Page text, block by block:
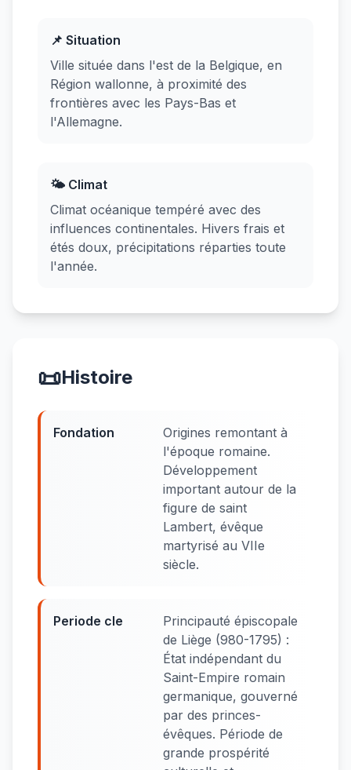
📌 Situation
Ville située dans l'est de la Belgique, en
Région wallonne, à proximité des
frontières avec les Pays-Bas et
l'Allemagne.
🌤️ Climat
Climat océanique tempéré avec des
influences continentales. Hivers frais et
étés doux, précipitations réparties toute
l'année.
📜Histoire
Fondation
Origines remontant à
l'époque romaine.
Développement
important autour de la
figure de saint
Lambert, évêque
martyrisé au VIIe
siècle.
Periode cle
Principauté épiscopale
de Liège (980-1795) :
État indépendant du
Saint-Empire romain
germanique, gouverné
par des princes-
évêques. Période de
grande prospérité